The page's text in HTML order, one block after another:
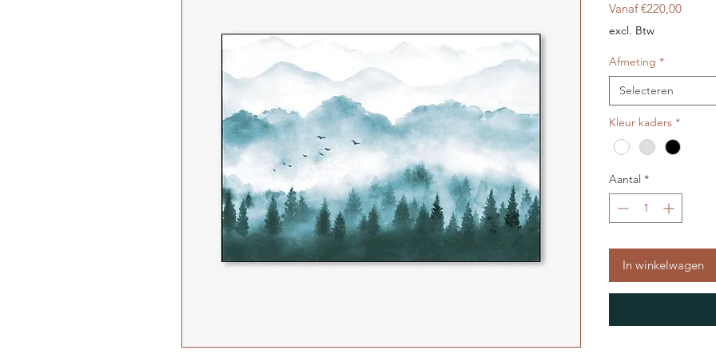
Vanaf€220,00
excl. Btw
Afmeting *
Selecteren
Kleur kaders *
Aantal *
In winkelwagen